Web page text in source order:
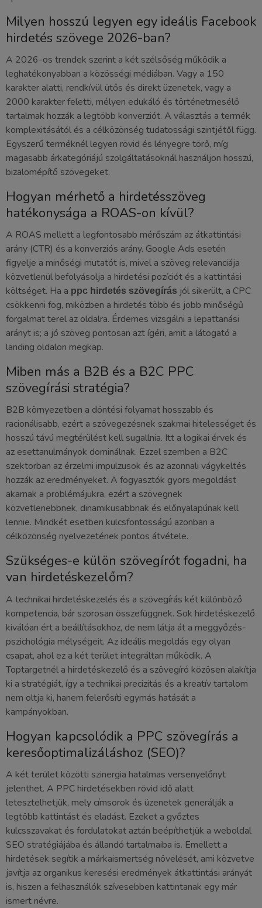
Milyen hosszú legyen egy ideális Facebook
hirdetés szövege 2026-ban?
A 2026-os trendek szerint a két szélsőség működik a
leghatékonyabban a közösségi médiában. Vagy a 150
karakter alatti, rendkívül ütős és direkt üzenetek, vagy a
2000 karakter feletti, mélyen edukáló és történetmesélő
tartalmak hozzák a legtöbb konverziót. A választás a termék
komplexitásától és a célközönség tudatossági szintjétől függ.
Egyszerű terméknél legyen rövid és lényegre törő, míg
magasabb árkategóriájú szolgáltatásoknál használjon hosszú,
bizalomépítő szövegeket.
Hogyan mérhető a hirdetésszöveg
hatékonysága a ROAS-on kívül?
A ROAS mellett a legfontosabb mérőszám az átkattintási
arány (CTR) és a konverziós arány. Google Ads esetén
figyelje a minőségi mutatót is, mivel a szöveg relevanciája
közvetlenül befolyásolja a hirdetési pozíciót és a kattintási
költséget. Ha a ppc hirdetés szövegírás jól sikerült, a CPC
csökkenni fog, miközben a hirdetés több és jobb minőségű
forgalmat terel az oldalra. Érdemes vizsgálni a lepattanási
arányt is; a jó szöveg pontosan azt ígéri, amit a látogató a
landing oldalon megkap.
Miben más a B2B és a B2C PPC
szövegírási stratégia?
B2B környezetben a döntési folyamat hosszabb és
racionálisabb, ezért a szövegezésnek szakmai hitelességet és
hosszú távú megtérülést kell sugallnia. Itt a logikai érvek és
az esettanulmányok dominálnak. Ezzel szemben a B2C
szektorban az érzelmi impulzusok és az azonnali vágykeltés
hozzák az eredményeket. A fogyasztók gyors megoldást
akarnak a problémájukra, ezért a szövegnek
közvetlenebbnek, dinamikusabbnak és előnyalapúnak kell
lennie. Mindkét esetben kulcsfontosságú azonban a
célközönség nyelvezetének pontos átvétele.
Szükséges-e külön szövegírót fogadni, ha
van hirdetéskezelőm?
A technikai hirdetéskezelés és a szövegírás két különböző
kompetencia, bár szorosan összefüggnek. Sok hirdetéskezelő
kiválóan ért a beállításokhoz, de nem látja át a meggyőzés-
pszichológia mélységeit. Az ideális megoldás egy olyan
csapat, ahol ez a két terület integráltan működik. A
Toptargetnél a hirdetéskezelő és a szövegíró közösen alakítja
ki a stratégiát, így a technikai precizitás és a kreatív tartalom
nem oltja ki, hanem felerősíti egymás hatását a
kampányokban.
Hogyan kapcsolódik a PPC szövegírás a
keresőoptimalizáláshoz (SEO)?
A két terület közötti szinergia hatalmas versenyelőnyt
jelenthet. A PPC hirdetésekben rövid idő alatt
letesztelhetjük, mely címsorok és üzenetek generálják a
legtöbb kattintást és eladást. Ezeket a győztes
kulcsszavakat és fordulatokat aztán beépíthetjük a weboldal
SEO stratégiájába és állandó tartalmaiba is. Emellett a
hirdetések segítik a márkaismertség növelését, ami közvetve
javítja az organikus keresési eredmények átkattintási arányát
is, hiszen a felhasználók szívesebben kattintanak egy már
ismert névre.